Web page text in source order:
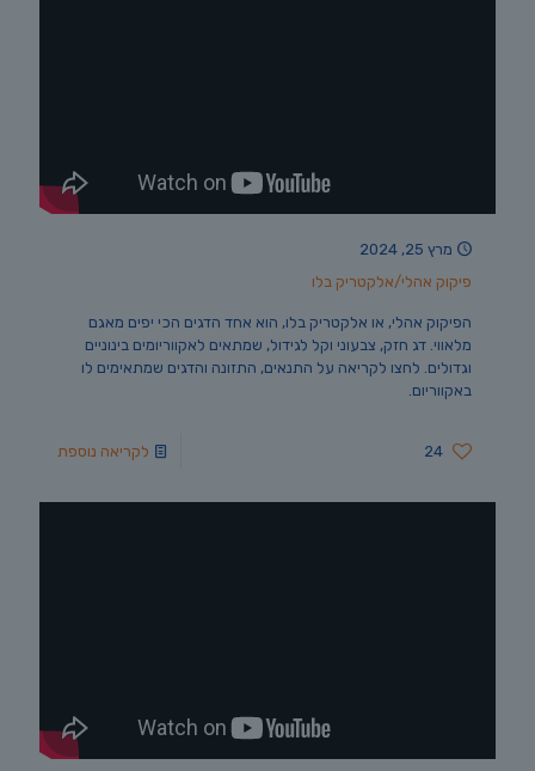
מרץ 25, 2024
פיקוק אהלי/אלקטריק בלו
הפיקוק אהלי, או אלקטריק בלו, הוא אחד הדגים הכי יפים מאגם
מלאווי. דג חזק, צבעוני וקל לגידול, שמתאים לאקווריומים בינוניים
וגדולים. לחצו לקריאה על התנאים, התזונה והדגים שמתאימים לו
באקווריום.
24 לקריאה נוספת